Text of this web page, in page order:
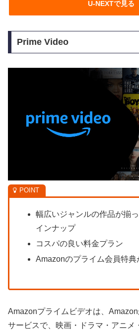
U-NEXTで見る
Prime Video
幅広いジャンルの作品が揃
インナップ
コスパの良い料金プラン
Amazonのプライム会員特典
Amazonプライムビデオは、
サービスで、映画・ドラマ・アニメ